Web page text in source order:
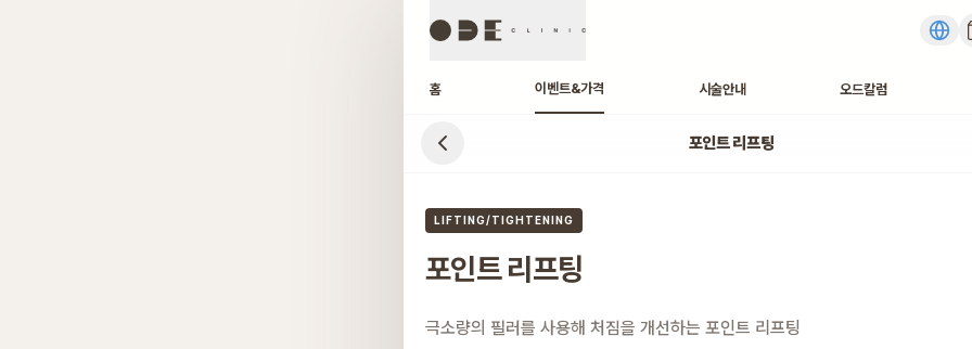
홈 이벤트&가격 시술안내 오드칼럼
포인트 리프팅
강남 포인트 리프팅 가격, 비용
LIFTING/TIGHTENING
포인트 리프팅
극소량의 필러를 사용해 처짐을 개선하는 포인트 리프팅